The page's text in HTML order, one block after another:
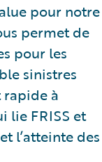
pour notre
permet de
pour les
sinistres
rapide à
lie FRISS et
l’atteinte des